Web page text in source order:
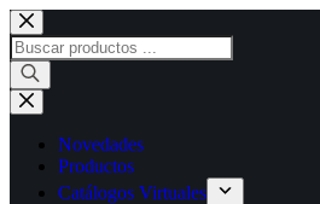
Saltar
al
contenido
Búsqueda
de
productos
Novedades
Productos
Catálogos Virtuales